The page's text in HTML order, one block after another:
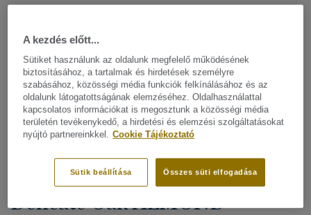
Minden dizájn megtekitése. (200)
All Accessories|Befejező munkák|Szegélylécek
Kívül rögzített, dekoratív
szegélylécek LVT padlókhoz -
Delicate Oak ALMOND
A kezdés előtt...
Sütiket használunk az oldalunk megfelelő működésének
biztosításához, a tartalmak és hirdetések személyre
szabásához, közösségi média funkciók felkínálásához és az
oldalunk látogatottságának elemzéséhez. Oldalhasználattal
kapcsolatos információkat is megosztunk a közösségi média
területén tevékenykedő, a hirdetési és elemzési szolgáltatásokat
nyújtó partnereinkkel. Cookie Tájékoztató
Összes süti elfogadása
Sütik beállítása